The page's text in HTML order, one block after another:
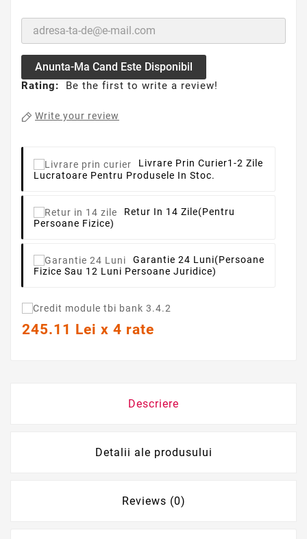
Anunta-Ma Cand Este Disponibil
Rating: Be the first to write a review!
Write your review
Livrare Prin Curier1-2 Zile
Lucratoare Pentru Produsele In Stoc.
Retur In 14 Zile(pentru
Persoane Fizice)
Garantie 24 Luni(persoane
Fizice Sau 12 Luni Persoane Juridice)
245.11 Lei x 4 rate
Descriere
Detalii ale produsului
Reviews (0)